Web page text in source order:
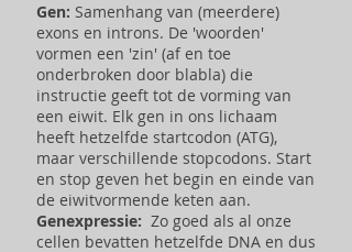
Gen: Samenhang van (meerdere)
exons en introns. De 'woorden'
vormen een 'zin' (af en toe
onderbroken door blabla) die
instructie geeft tot de vorming van
een eiwit. Elk gen in ons lichaam
heeft hetzelfde startcodon (ATG),
maar verschillende stopcodons. Start
en stop geven het begin en einde van
de eiwitvormende keten aan.
Genexpressie: Zo goed als al onze
cellen bevatten hetzelfde DNA en dus